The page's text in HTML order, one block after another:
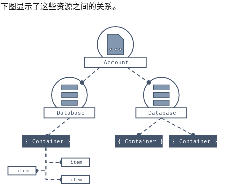
下图显示了这些资源之间的关系。